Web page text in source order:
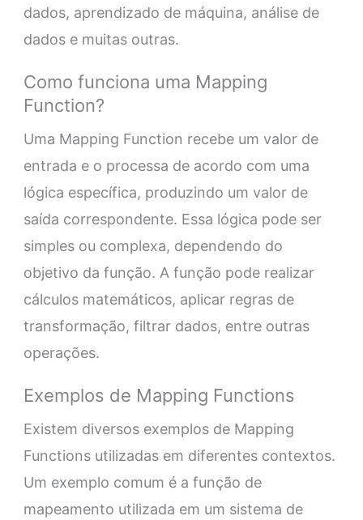
dados, aprendizado de máquina, análise de
dados e muitas outras.
Como funciona uma Mapping
Function?
Uma Mapping Function recebe um valor de
entrada e o processa de acordo com uma
lógica específica, produzindo um valor de
saída correspondente. Essa lógica pode ser
simples ou complexa, dependendo do
objetivo da função. A função pode realizar
cálculos matemáticos, aplicar regras de
transformação, filtrar dados, entre outras
operações.
Exemplos de Mapping Functions
Existem diversos exemplos de Mapping
Functions utilizadas em diferentes contextos.
Um exemplo comum é a função de
mapeamento utilizada em um sistema de